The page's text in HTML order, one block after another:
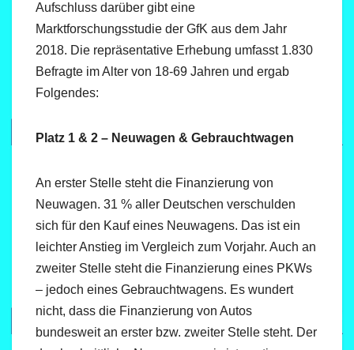
Aufschluss darüber gibt eine
Marktforschungsstudie der GfK aus dem Jahr
2018. Die repräsentative Erhebung umfasst 1.830
Befragte im Alter von 18-69 Jahren und ergab
Folgendes:
Platz 1 & 2 – Neuwagen & Gebrauchtwagen
An erster Stelle steht die Finanzierung von
Neuwagen. 31 % aller Deutschen verschulden
sich für den Kauf eines Neuwagens. Das ist ein
leichter Anstieg im Vergleich zum Vorjahr. Auch an
zweiter Stelle steht die Finanzierung eines PKWs
– jedoch eines Gebrauchtwagens. Es wundert
nicht, dass die Finanzierung von Autos
bundesweit an erster bzw. zweiter Stelle steht. Der